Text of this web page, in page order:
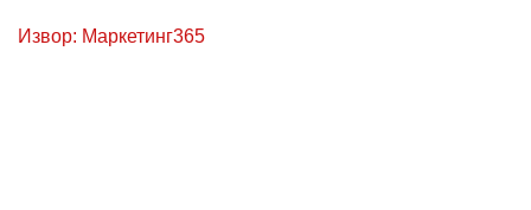
Извор: Маркетинг365